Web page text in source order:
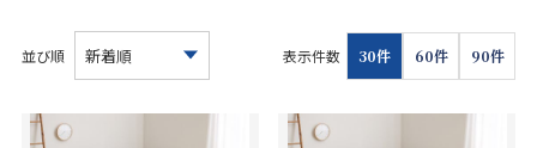
並び順 表示件数 30件 60件 90件